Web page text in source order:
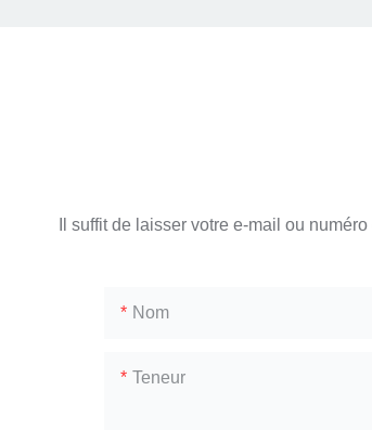
Il suffit de laisser votre e-mail ou
Nom
Teneur